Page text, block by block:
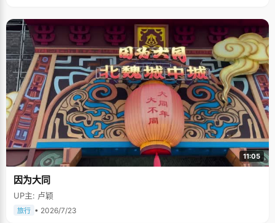
11:05
因为大同
UP主: 卢颖
旅行 • 2026/7/23